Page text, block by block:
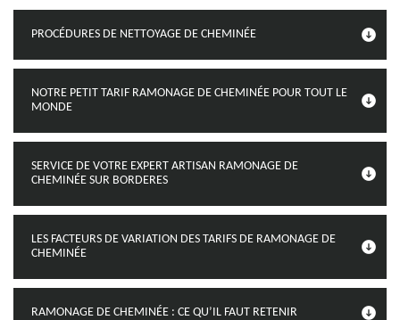
PROCÉDURES DE NETTOYAGE DE CHEMINÉE
NOTRE PETIT TARIF RAMONAGE DE CHEMINÉE POUR TOUT LE
MONDE
SERVICE DE VOTRE EXPERT ARTISAN RAMONAGE DE
CHEMINÉE SUR BORDERES
LES FACTEURS DE VARIATION DES TARIFS DE RAMONAGE DE
CHEMINÉE
RAMONAGE DE CHEMINÉE : CE QU’IL FAUT RETENIR